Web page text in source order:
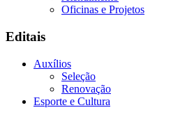
Oficinas e Projetos
Editais
Auxílios
Seleção
Renovação
Esporte e Cultura